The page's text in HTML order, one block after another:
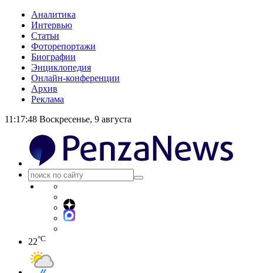
Аналитика
Интервью
Статьи
Фоторепортажи
Биографии
Энциклопедия
Онлайн-конференции
Архив
Реклама
11:17:49 Воскресенье, 9 августа
22°C